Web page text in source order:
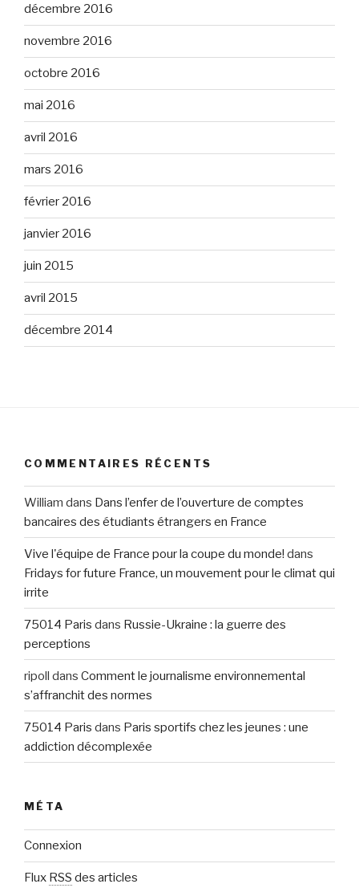
décembre 2016
novembre 2016
octobre 2016
mai 2016
avril 2016
mars 2016
février 2016
janvier 2016
juin 2015
avril 2015
décembre 2014
COMMENTAIRES RÉCENTS
William dans Dans l’enfer de l’ouverture de comptes
bancaires des étudiants étrangers en France
Vive l'équipe de France pour la coupe du monde! dans
Fridays for future France, un mouvement pour le climat qui
irrite
75014 Paris dans Russie-Ukraine : la guerre des
perceptions
ripoll dans Comment le journalisme environnemental
s’affranchit des normes
75014 Paris dans Paris sportifs chez les jeunes : une
addiction décomplexée
MÉTA
Connexion
Flux RSS des articles